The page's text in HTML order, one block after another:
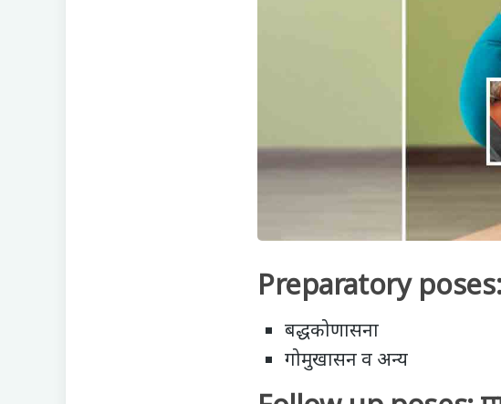
Preparatory
बद्धकोणासना
गोमुखासन व अन्य